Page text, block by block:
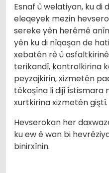
Esnaf û welatiyan, ku di
eleqeyek mezin
sereke yên herêmê
yên ku di nîqaşan de
xebatên rê û
terikandî, kontrolkirina
peyzajkirin, xizmetên
têkoşîna li dijî îstismara
xurtkirina xizmetên giştî.
Hevserokan her
ku ew ê wan bi
binirxînin.